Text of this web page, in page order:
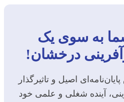
به سوی یک
درخشان!
پایان‌نامه‌ای اصیل و تاثیرگذار
آینده شغلی و علمی خود